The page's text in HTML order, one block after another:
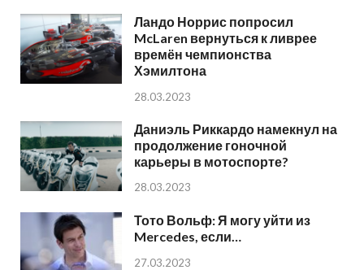
Ландо Норрис попросил
McLaren вернуться к ливрее
времён чемпионства
Хэмилтона
28.03.2023
Даниэль Риккардо намекнул на
продолжение гоночной
карьеры в мотоспорте?
28.03.2023
Тото Вольф: Я могу уйти из
Mercedes, если…
27.03.2023